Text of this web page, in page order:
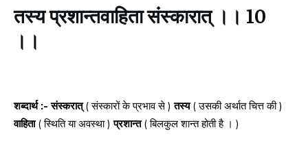
तस्य प्रशान्तवाहिता संस्कारात् ।। 10
।।
शब्दार्थ :- संस्करात्( संस्कारों के प्रभाव से )तस्य( उसकी अर्थात चित्त की )
वाहिता( स्थिति या अवस्था )प्रशान्त( बिलकुल शान्त होती है । )